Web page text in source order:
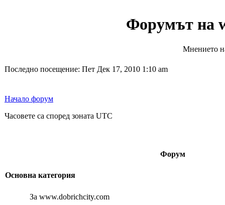
Форумът на
Мнението
Последно посещение: Пет Дек 17, 2010 1:10 am
Начало форум
Часовете са според зоната UTC
Форум
Основна категория
За www.dobrichcity.com